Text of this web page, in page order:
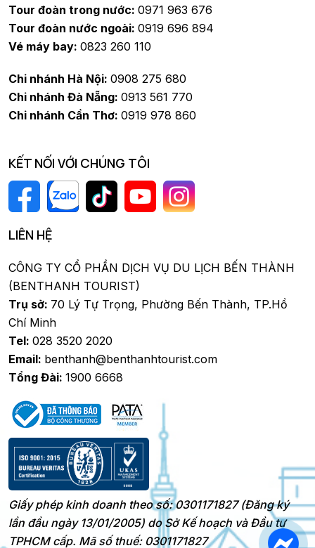
Tour đoàn trong nước: 0971 963 676
Tour đoàn nước ngoài: 0919 696 894
Vé máy bay: 0823 260 110
Chi nhánh Hà Nội: 0908 275 680
Chi nhánh Đà Nẵng: 0913 561 770
Chi nhánh Cần Thơ: 0919 978 860
KẾT NỐI VỚI CHÚNG TÔI
LIÊN HỆ
CÔNG TY CỔ PHẦN DỊCH VỤ DU LỊCH BẾN THÀNH
(BENTHANH TOURIST)
Trụ sở: 70 Lý Tự Trọng, Phường Bến Thành, TP.Hồ
Chí Minh
Tel: 028 3520 2020
Email: benthanh@benthanhtourist.com
Tổng Đài: 1900 6668
Giấy phép kinh doanh theo số: 0301171827 (Đăng ký
lần đầu ngày 13/01/2005) do Sở Kế hoạch và Đầu tư
TPHCM cấp. Mã số thuế: 0301171827